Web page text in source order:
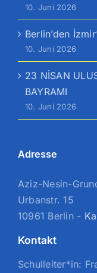
10. Juni 2026
Berlin’den
10. Juni 2026
23 NİSAN
BAYRAMI
10. Juni 2026
Adresse
Aziz-Nesin-
Urbanstr. 15
10961 Berlin -
Kontakt
Schulleiter*in: